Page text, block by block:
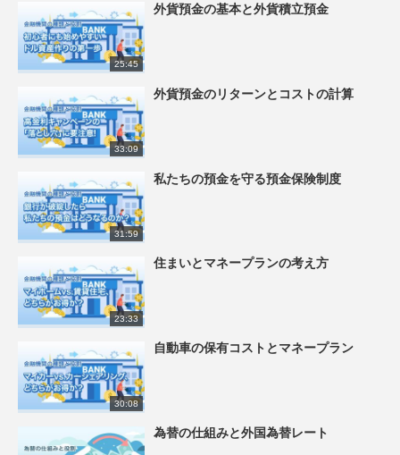
25:45
外貨預金の基本と外貨積立預金
33:09
外貨預金のリターンとコストの計算
31:59
私たちの預金を守る預金保険制度
23:33
住まいとマネープランの考え方
30:08
自動車の保有コストとマネープラン
為替の仕組みと外国為替レート